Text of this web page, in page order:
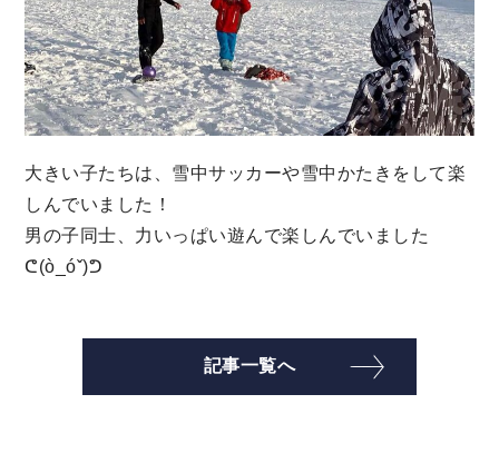
大きい子たちは、雪中サッカーや雪中かたきをして楽
しんでいました！
男の子同士、力いっぱい遊んで楽しんでいました
ᕦ(ò_óˇ)ᕤ
記事一覧へ